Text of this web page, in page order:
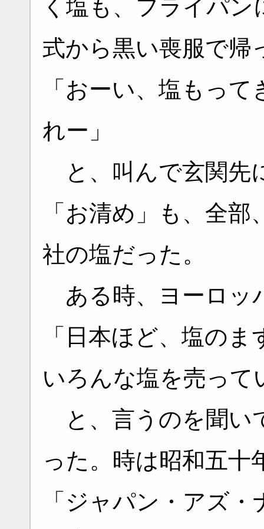
く塩も、フライパ
式から黒い喪服で帰
「おーい、塩もって
れー」
と、叫んで玄関先
「お清め」も、全部
社の塩だった。
ある時、ヨーロッ
「日本ほど、塩の
いろんな塩を売って
と、言うのを聞い
った。時は昭和五十
「ジャパン・アズ